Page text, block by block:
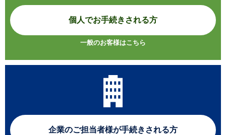
個人でお手続きされる方
一般のお客様はこちら
企業のご担当者様が手続きされる方